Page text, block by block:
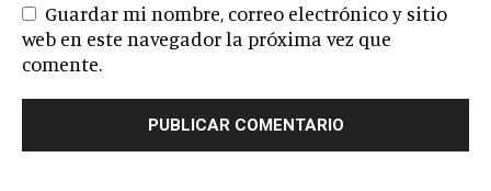
Guardar mi nombre, correo electrónico y sitio
web en este navegador la próxima vez que
comente.